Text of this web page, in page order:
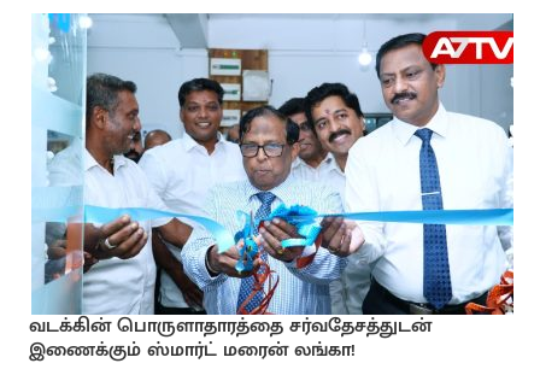
வடக்கின் பொருளாதாரத்தை சர்வதேசத்துடன்
இணைக்கும் ஸ்மார்ட் மரைன் லங்கா!